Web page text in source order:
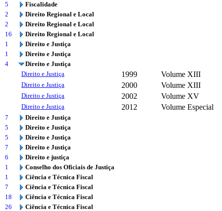
5
Fiscalidade
2
Direito Regional e Local
2
Direito Regional e Local
16
Direito Regional e Local
1
Direito e Justiça
1
Direito e Justiça
4
Direito e Justiça
Direito e Justiça
1999 Volume XIII
Direito e Justiça 2000 Volume XIII
Direito e Justiça 2002 Volume XV
Direito e Justiça 2012 Volume Especial
7
Direito e Justiça
5
Direito e Justiça
5
Direito e Justiça
7
Direito e Justiça
6
Direito e justiça
1
Conselho dos Oficiais de Justiça
1
Ciência e Técnica Fiscal
7
Ciência e Técnica Fiscal
18
Ciência e Técnica Fiscal
26
Ciência e Técnica Fiscal